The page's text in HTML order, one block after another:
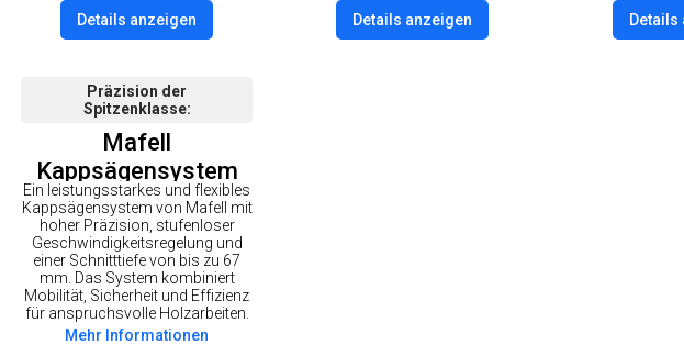
Details anzeigen Details anzeigen Details
Präzision der
Spitzenklasse
Mafell
Kappsägensystem
KSS 60 cc
Ein leistungsstarkes und flexibles
Kappsägensystem von Mafell mit
hoher Präzision, stufenloser
Geschwindigkeitsregelung und
einer Schnitttiefe von bis zu 67
mm. Das System kombiniert
Mobilität, Sicherheit und Effizienz
für anspruchsvolle Holzarbeiten.
Mehr Informationen